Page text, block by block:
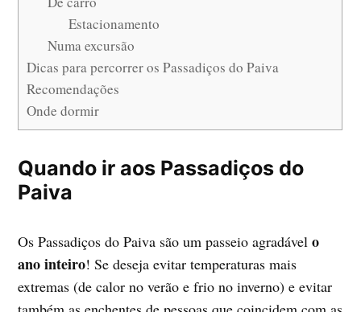
Estacionamento
Numa excursão
Dicas para percorrer os Passadiços do Paiva
Recomendações
Onde dormir
Quando ir aos Passadiços do
Paiva
Os Passadiços do Paiva são um passeio agradávelo
ano inteiro! Se deseja evitar temperaturas mais
extremas (de calor no verão e frio no inverno) e evitar